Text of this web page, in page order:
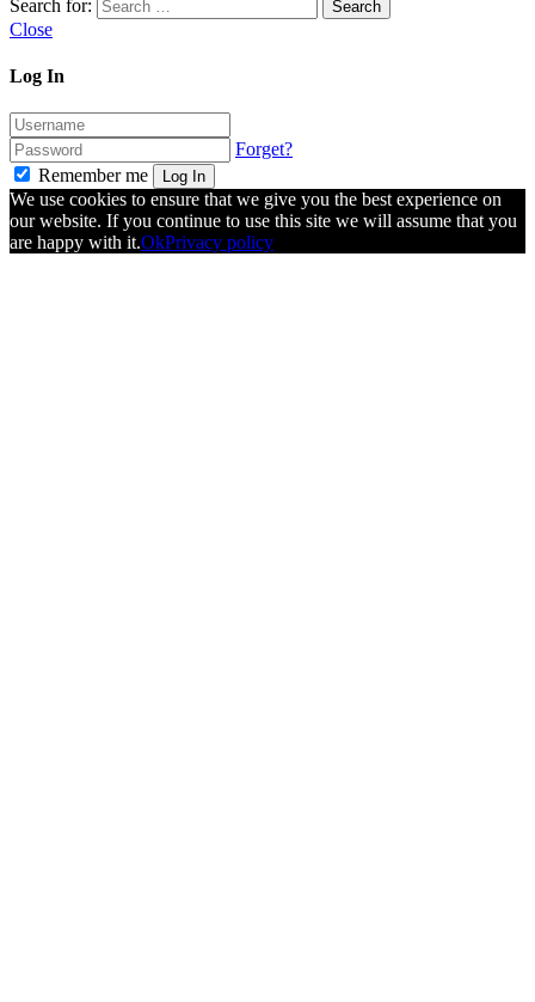
Search for:
Close
Log In
Forget?
Remember me
Log In
We use cookies to ensure that we give you the best experience on
our website. If you continue to use this site we will assume that you
are happy with it.OkPrivacy policy